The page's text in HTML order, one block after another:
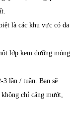
là các khu vực có da
lớp kem dưỡng mỏng
3 lần / tuần. Bạn sẽ
chỉ căng mướt,